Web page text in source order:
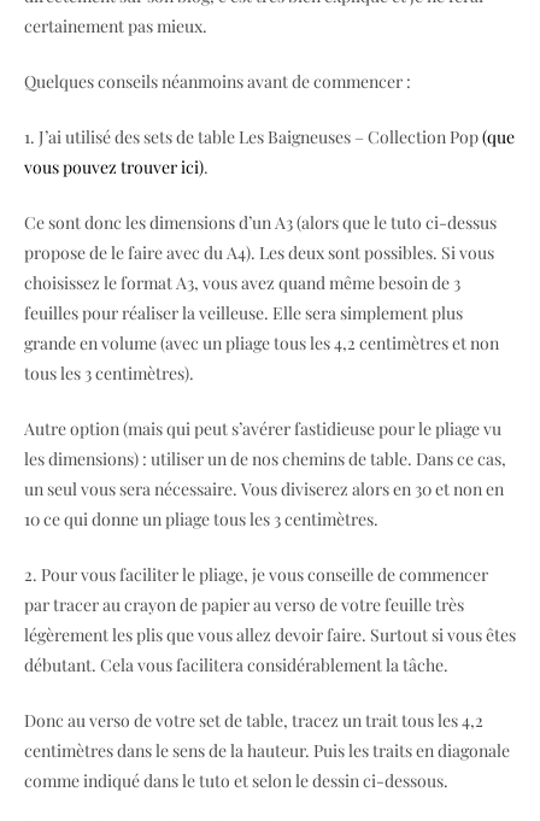
certainement pas mieux.
Quelques conseils néanmoins avant de commencer :
1. J’ai utilisé des sets de table Les Baigneuses – Collection Pop(que
vous pouvez trouver ici).
Ce sont donc les dimensions d’un A3 (alors que le tuto ci-dessus
propose de le faire avec du A4). Les deux sont possibles. Si vous
choisissez le format A3, vous avez quand même besoin de 3
feuilles pour réaliser la veilleuse. Elle sera simplement plus
grande en volume (avec un pliage tous les 4,2 centimètres et non
tous les 3 centimètres).
Autre option (mais qui peut s’avérer fastidieuse pour le pliage vu
les dimensions) : utiliser un de nos chemins de table. Dans ce cas,
un seul vous sera nécessaire. Vous diviserez alors en 30 et non en
10 ce qui donne un pliage tous les 3 centimètres.
2. Pour vous faciliter le pliage, je vous conseille de commencer
par tracer au crayon de papier au verso de votre feuille très
légèrement les plis que vous allez devoir faire. Surtout si vous êtes
débutant. Cela vous facilitera considérablement la tâche.
Donc au verso de votre set de table, tracez un trait tous les 4,2
centimètres dans le sens de la hauteur. Puis les traits en diagonale
comme indiqué dans le tuto et selon le dessin ci-dessous.